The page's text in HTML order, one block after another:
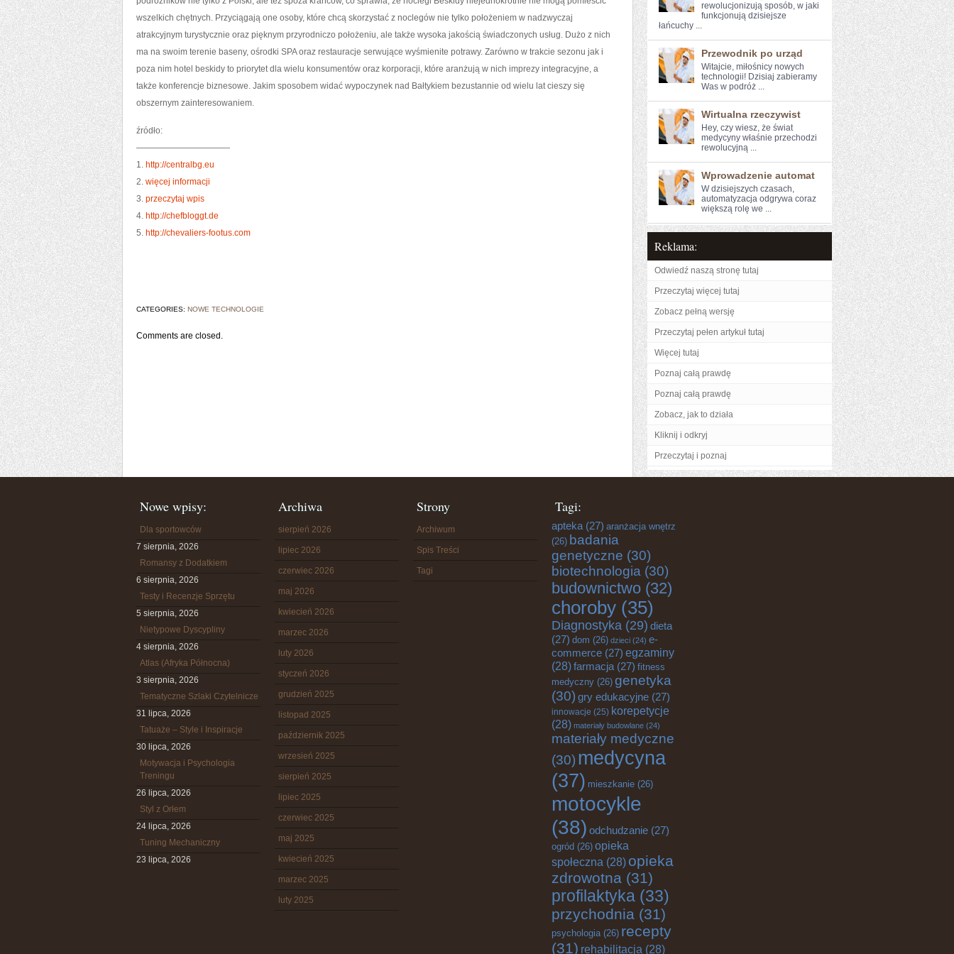
wszelkich chętnych. Przyciągają one osoby, które chcą skorzystać z noclegów nie tylko położeniem w nadzwyczaj
atrakcyjnym turystycznie oraz pięknym przyrodniczo położeniu, ale także wysoka jakością świadczonych usług. Dużo z nich
ma na swoim terenie baseny, ośrodki SPA oraz restauracje serwujące wyśmienite potrawy. Zarówno w trakcie sezonu jak i
poza nim hotel beskidy to priorytet dla wielu konsumentów oraz korporacji, które aranżują w nich imprezy integracyjne, a
także konferencje biznesowe. Jakim sposobem widać wypoczynek nad Bałtykiem bezustannie od wielu lat cieszy się
obszernym zainteresowaniem.
źródło:
———————————
1. http://centralbg.eu
2. więcej informacji
3. przeczytaj wpis
4. http://chefbloggt.de
5. http://chevaliers-footus.com
CATEGORIES: NOWE TECHNOLOGIE
Comments are closed.
rewolucjonizują sposób, w jaki
funkcjonują dzisiejsze
łańcuchy ...
Przewodnik po urząd
Witajcie, miłośnicy nowych
technologii! Dzisiaj‍ zabieramy
Was w podróż ...
Wirtualna rzeczywist
Hey, czy ‍wiesz, że świat
medycyny właśnie przechodzi
rewolucyjną ...
Wprowadzenie automat
W dzisiejszych czasach,
automatyzacja odgrywa coraz
większą rolę we ...
Reklama:
Odwiedź naszą stronę tutaj
Przeczytaj więcej tutaj
Zobacz pełną wersję
Przeczytaj pełen artykuł tutaj
Więcej tutaj
Poznaj całą prawdę
Poznaj całą prawdę
Zobacz, jak to działa
Kliknij i odkryj
Przeczytaj i poznaj
Nowe wpisy:
Dla sportowców
7 sierpnia, 2026
Romansy z Dodatkiem
6 sierpnia, 2026
Testy i Recenzje Sprzętu
5 sierpnia, 2026
Nietypowe Dyscypliny
4 sierpnia, 2026
Atlas (Afryka Północna)
3 sierpnia, 2026
Tematyczne Szlaki Czytelnicze
31 lipca, 2026
Tatuaże – Style i Inspiracje
30 lipca, 2026
Motywacja i Psychologia
Treningu
26 lipca, 2026
Styl z Orłem
24 lipca, 2026
Tuning Mechaniczny
23 lipca, 2026
Archiwa
sierpień 2026
lipiec 2026
czerwiec 2026
maj 2026
kwiecień 2026
marzec 2026
luty 2026
styczeń 2026
grudzień 2025
listopad 2025
październik 2025
wrzesień 2025
sierpień 2025
lipiec 2025
czerwiec 2025
maj 2025
kwiecień 2025
marzec 2025
luty 2025
Strony
Archiwum
Spis Treści
Tagi
Tagi:
apteka (27) aranżacja wnętrz
(26) badania
genetyczne (30)
biotechnologia (30)
budownictwo (32)
choroby (35)
Diagnostyka (29) dieta
(27) dom (26) dzieci (24) e-
commerce (27) egzaminy
(28)farmacja (27) fitness
medyczny (26) genetyka
(30) gry edukacyjne (27)
innowacje (25) korepetycje
(28) materiały budowlane (24)
materiały medyczne
(30) medycyna
(37) mieszkanie (26)
motocykle
(38) odchudzanie (27)
ogród (26) opieka
społeczna (28) opieka
zdrowotna (31)
profilaktyka (33)
przychodnia (31)
psychologia(26) recepty
(31) rehabilitacja (28)